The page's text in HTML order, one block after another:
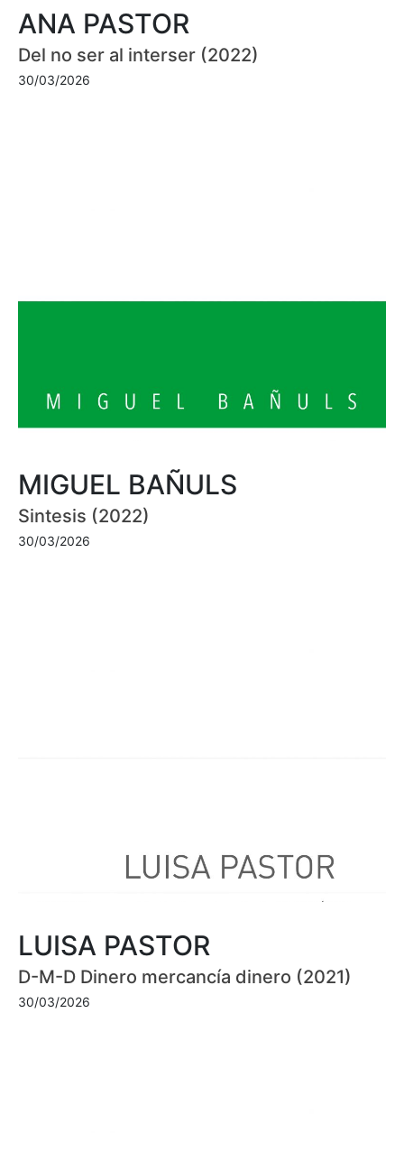
ANA PASTOR
Del no ser al interser (2022)
30/03/2026
MIGUEL BAÑULS
Sintesis (2022)
30/03/2026
LUISA PASTOR
D-M-D Dinero mercancía dinero (2021)
30/03/2026